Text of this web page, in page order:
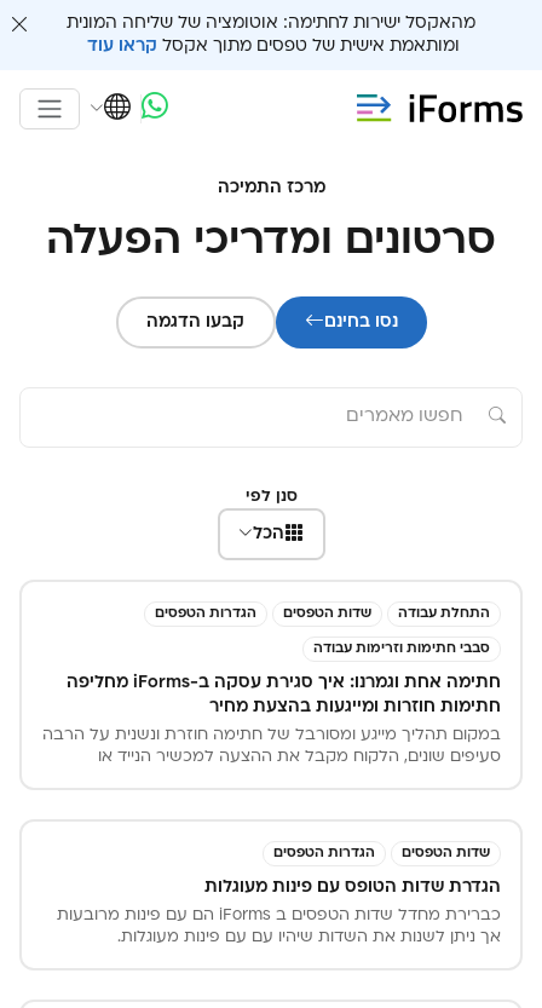
מהאקסל ישירות לחתימה: אוטומציה של שליחה המונית
ומותאמת אישית של טפסים מתוך אקסל קראו עוד
מרכז התמיכה
סרטונים ומדריכי הפעלה
נסו בחינם קבעו הדגמה
סנן לפי
הכל
התחלת עבודה שדות הטפסים הגדרות הטפסים
סבבי חתימות וזרימות עבודה
חתימה אחת וגמרנו: איך סגירת עסקה ב-iForms מחליפה
חתימות חוזרות ומייגעות בהצעת מחיר
במקום תהליך מייגע ומסורבל של חתימה חוזרת ונשנית על הרבה
סעיפים שונים, הלקוח מקבל את ההצעה למכשיר הנייד או
שדות הטפסים הגדרות הטפסים
הגדרת שדות הטופס עם פינות מעוגלות
כברירת מחדל שדות הטפסים ב iForms הם עם פינות מרובעות
אך ניתן לשנות את השדות שיהיו עם עם פינות מעוגלות.